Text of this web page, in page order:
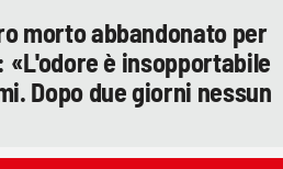
morto abbandonato per
è insopportabile
Dopo due giorni nessun